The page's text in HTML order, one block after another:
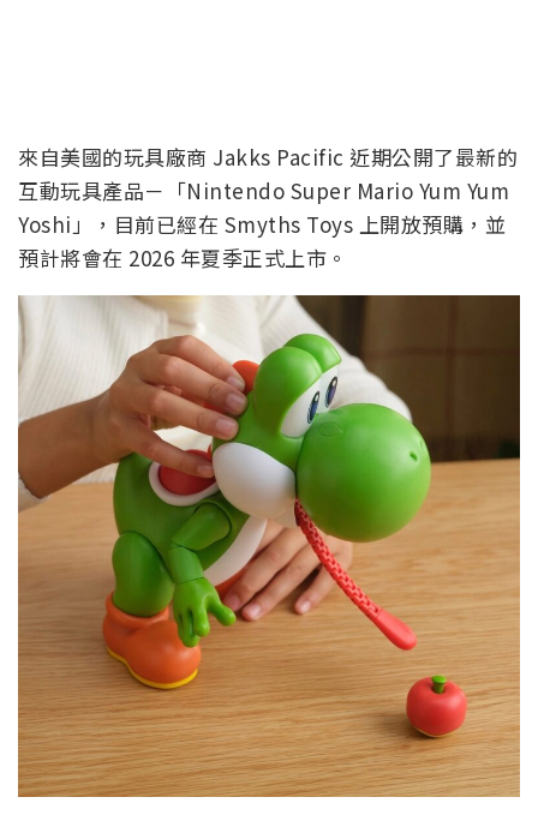
來自美國的玩具廠商 Jakks Pacific 近期公開了最新的
互動玩具產品－「Nintendo Super Mario Yum Yum
Yoshi」，目前已經在 Smyths Toys 上開放預購，並
預計將會在 2026 年夏季正式上市。